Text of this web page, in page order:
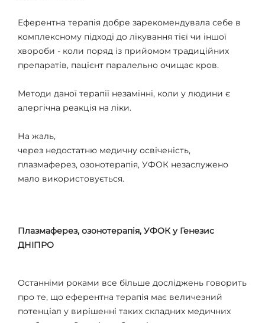
Еферентна терапія добре зарекомендувала себе в
комплексному підході до лікування тієї чи іншої
хвороби - коли поряд із прийомом традиційних
препаратів, пацієнт паралельно очищає кров.
Методи даної терапії незамінні, коли у людини є
алергічна реакція на ліки.
На жаль,
через недостатню медичну освіченість,
плазмаферез, озонотерапія, УФОК незаслужено
мало використовується.
Плазмаферез, озонотерапія, УФОК у Генезис
ДНІПРО
Останніми роками все більше досліджень говорить
про те, що еферентна терапія має величезний
потенціал у вирішенні таких складних медичних